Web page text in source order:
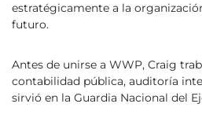
estratégicamente a la
futuro.
Antes de unirse a WWP, Craig
contabilidad pública, auditoría
sirvió en la Guardia Nacional del